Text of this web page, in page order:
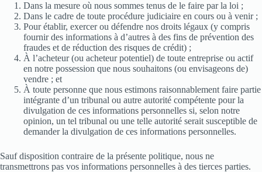
Dans la mesure où nous sommes tenus de le faire par la loi ;
Dans le cadre de toute procédure judiciaire en cours ou à venir ;
Pour établir, exercer ou défendre nos droits légaux (y compris
fournir des informations à d’autres à des fins de prévention des
fraudes et de réduction des risques de crédit) ;
À l’acheteur (ou acheteur potentiel) de toute entreprise ou actif
en notre possession que nous souhaitons (ou envisageons de)
vendre ; et
À toute personne que nous estimons raisonnablement faire partie
intégrante d’un tribunal ou autre autorité compétente pour la
divulgation de ces informations personnelles si, selon notre
opinion, un tel tribunal ou une telle autorité serait susceptible de
demander la divulgation de ces informations personnelles.
Sauf disposition contraire de la présente politique, nous ne
transmettrons pas vos informations personnelles à des tierces parties.